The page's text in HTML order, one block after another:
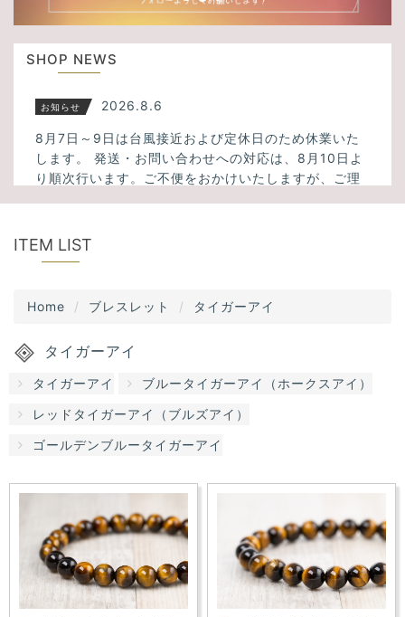
u
s
SHOP NEWS
お知らせ 2026.8.6
8月7日～9日は台風接近および定休日のため休業いた
します。 発送・お問い合わせへの対応は、8月10日よ
り順次行います。ご不便をおかけいたしますが、ご理
新入荷
アメトリン、スモーキーシトリンクォーツなど34点入
た！
ITEM LIST
Home ブレスレット タイガーアイ
タイガーアイ
タイガーアイ
ブルータイガーアイ（ホークスアイ）
レッドタイガーアイ（ブルズアイ）
ゴールデンブルータイガーアイ